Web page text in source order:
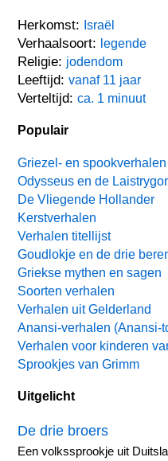
Herkomst: Israël
Verhaalsoort: legende
Religie: jodendom
Leeftijd:vanaf 11 jaar
Verteltijd:ca. 1 minuut
Populair
Griezel- en spookverhalen
Odysseus en de
De Vliegende Hollander
Kerstverhalen
Verhalen titellijst
Goudlokje en de drie
Griekse mythen en sagen
Soorten verhalen
Verhalen uit Gelderland
Anansi-verhalen (Anansi-
Verhalen voor kinderen
Sprookjes van Grimm
Uitgelicht
De drie broers
Een volkssprookje uit